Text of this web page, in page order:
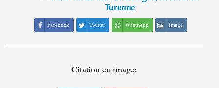
Turenne
Facebook Twitter WhatsApp Image
Citation en image: